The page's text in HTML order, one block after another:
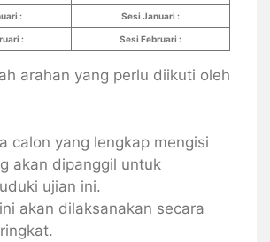
: Sesi Januari :
: Sesi Februari :
arahan yang perlu diikuti oleh
calon yang lengkap mengisi
akan dipanggil untuk
ujian ini.
akan dilaksanakan secara